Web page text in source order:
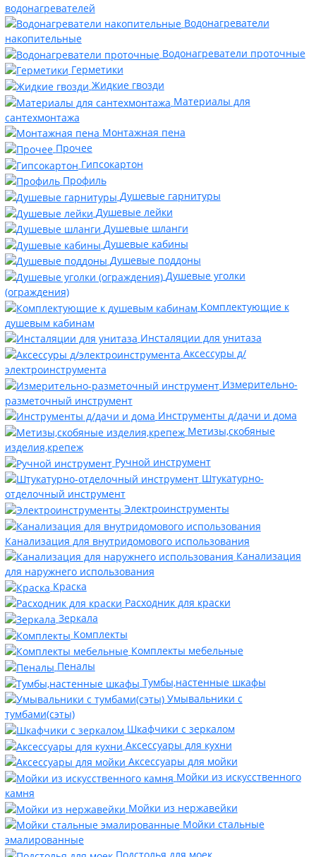
водонагревателей
Водонагреватели
накопительные
Водонагреватели проточные
Герметики
Жидкие гвозди
Материалы для
сантехмонтажа
Монтажная пена
Прочее
Гипсокартон
Профиль
Душевые гарнитуры
Душевые лейки
Душевые шланги
Душевые кабины
Душевые поддоны
Душевые уголки
(ограждения)
Комплектующие к
душевым кабинам
Инсталяции для унитаза
Аксессуры д/
электроинструмента
Измерительно-
разметочный инструмент
Инструменты д/дачи и дома
Метизы,скобяные
изделия,крепеж
Ручной инструмент
Штукатурно-
отделочный инструмент
Электроинструменты
Канализация для внутридомового использования
Канализация
для наружнего использования
Краска
Расходник для краски
Зеркала
Комплекты
Комплекты мебельные
Пеналы
Тумбы,настенные шкафы
Умывальники с
тумбами(сэты)
Шкафчики с зеркалом
Аксессуары для кухни
Аксессуары для мойки
Мойки из искусственного
камня
Мойки из нержавейки
Мойки стальные
эмалированные